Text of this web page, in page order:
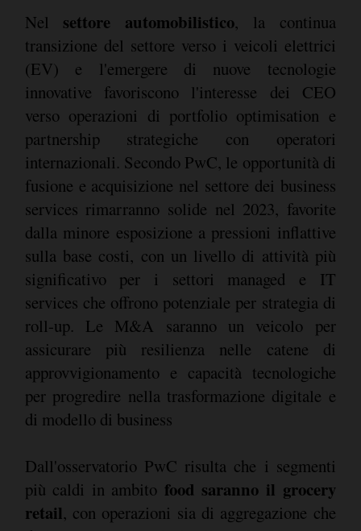
Nel settore automobilistico, la continua
transizione del settore verso i veicoli elettrici
(EV) e l'emergere di nuove tecnologie
innovative favoriscono l'interesse dei CEO
verso operazioni di portfolio optimisation e
partnership strategiche con operatori
internazionali. Secondo PwC, le opportunità di
fusione e acquisizione nel settore dei business
services rimarranno solide nel 2023, favorite
dalla minore esposizione a pressioni inflattive
sulla base costi, con un livello di attività più
significativo per i settori managed e IT
services che offrono potenziale per strategia di
roll-up. Le M&A saranno un veicolo per
assicurare più resilienza nelle catene di
approvvigionamento e capacità tecnologiche
per progredire nella trasformazione digitale e
di modello di business
Dall'osservatorio PwC risulta che i segmenti
più caldi in ambito food saranno il grocery
retail, con operazioni sia di aggregazione che